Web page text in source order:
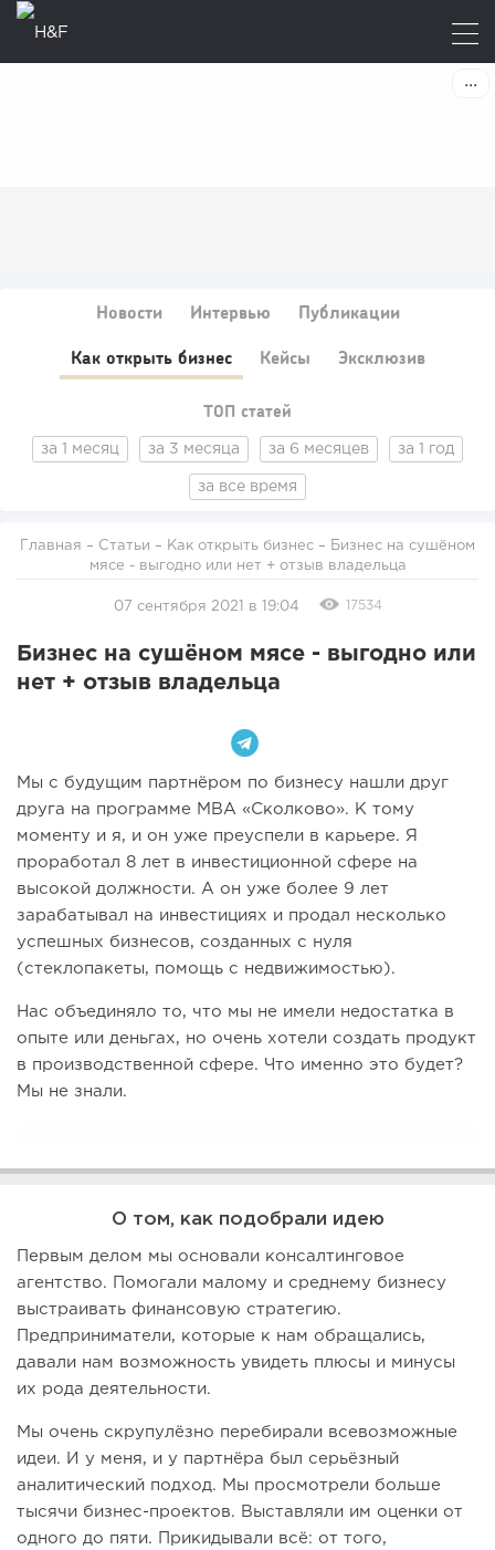
Новости Интервью Публикации
Как открыть бизнес Кейсы Эксклюзив
ТОП статей
за 1 месяц за 3 месяца за 6 месяцев за 1 год
за все время
Главная – Статьи – Как открыть бизнес
мясе - выгодно или нет + отзыв владельца
07 сентября 2021 в 19:04 17534
Бизнес на сушёном мясе - выгодно или
нет + отзыв владельца
Мы с будущим партнёром по бизнесу нашли друг
друга на программе MBA «Сколково». К тому
моменту и я, и он уже преуспели в карьере. Я
проработал 8 лет в инвестиционной сфере на
высокой должности. А он уже более 9 лет
зарабатывал на инвестициях и продал несколько
успешных бизнесов, созданных с нуля
(стеклопакеты, помощь с недвижимостью).
Нас объединяло то, что мы не имели недостатка в
опыте или деньгах, но очень хотели создать продукт
в производственной сфере. Что именно это будет?
Мы не знали.
О том, как подобрали идею
Первым делом мы основали консалтинговое
агентство. Помогали малому и среднему бизнесу
выстраивать финансовую стратегию.
Предприниматели, которые к нам обращались,
давали нам возможность увидеть плюсы и минусы
их рода деятельности.
Мы очень скрупулёзно перебирали всевозможные
идеи. И у меня, и у партнёра был серьёзный
аналитический подход. Мы просмотрели больше
тысячи бизнес-проектов. Выставляли им оценки от
одного до пяти. Прикидывали всё: от того,